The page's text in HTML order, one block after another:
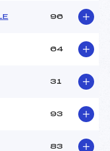
96
64
31
93
83